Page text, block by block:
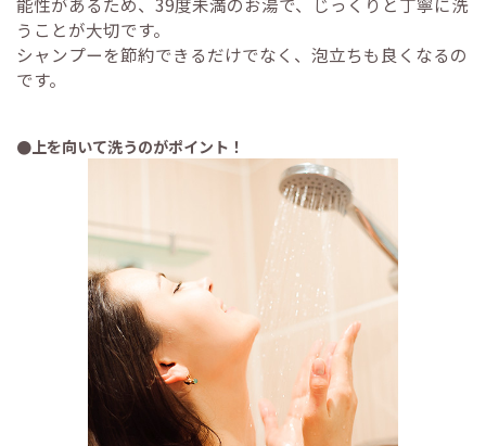
うことが大切です。
シャンプーを節約できるだけでなく、泡立ちも良くなるの
です。
●上を向いて洗うのがポイント！